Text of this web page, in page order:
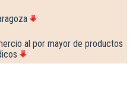
al por mayor de productos